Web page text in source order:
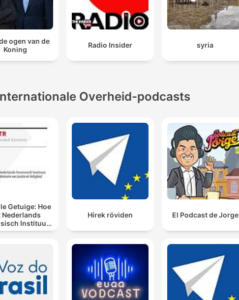
ogen van de
Koning
Radio Insider syria
Overheid-podcasts
Getuige: Hoe
Nederlands
Instituut
laat spreken
Hírek röviden El Podcast de Jorge